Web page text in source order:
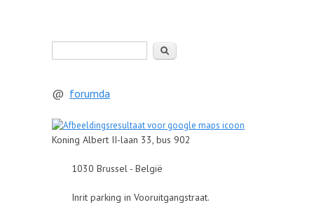
@ forumda
Koning Albert II-laan 33, bus 902
1030 Brussel - België
Inrit parking in Vooruitgangstraat.